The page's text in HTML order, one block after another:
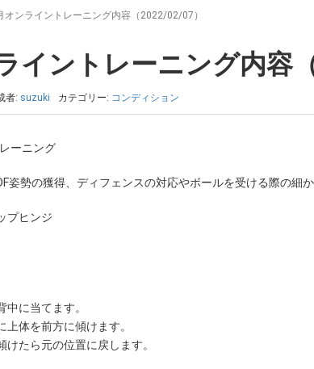
オンライントレーニング内容（2022/02/07）
イントレーニング内容
者: suzuki カテゴリー: コンディション
ーニング
姿勢の獲得、ディフェンスの対応やボールを受ける際の細
プヒンジ
に当てます。
体を前方に傾けます。
たら元の位置に戻します。